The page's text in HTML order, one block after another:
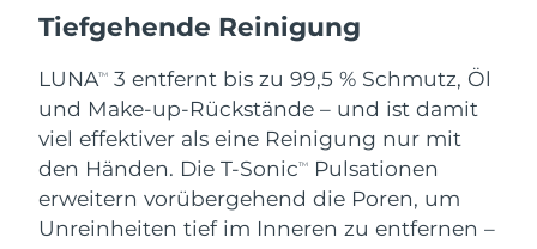
Tiefgehende Reinigung
LUNATM
3 entfernt bis zu 99,5 % Schmutz, Öl
und Make-up-Rückstände – und ist damit
viel effektiver als eine Reinigung nur mit
den Händen. Die T-SonicTM
Pulsationen
erweitern vorübergehend die Poren, um
Unreinheiten tief im Inneren zu entfernen –
Südafrika Erwartete Lieferung
Südkorea Erwartete Lieferung13/8/26
Spanien Erwartete Lieferung 11/8/26
Schweden
Schweiz Erwartete Lieferung 11/8/26